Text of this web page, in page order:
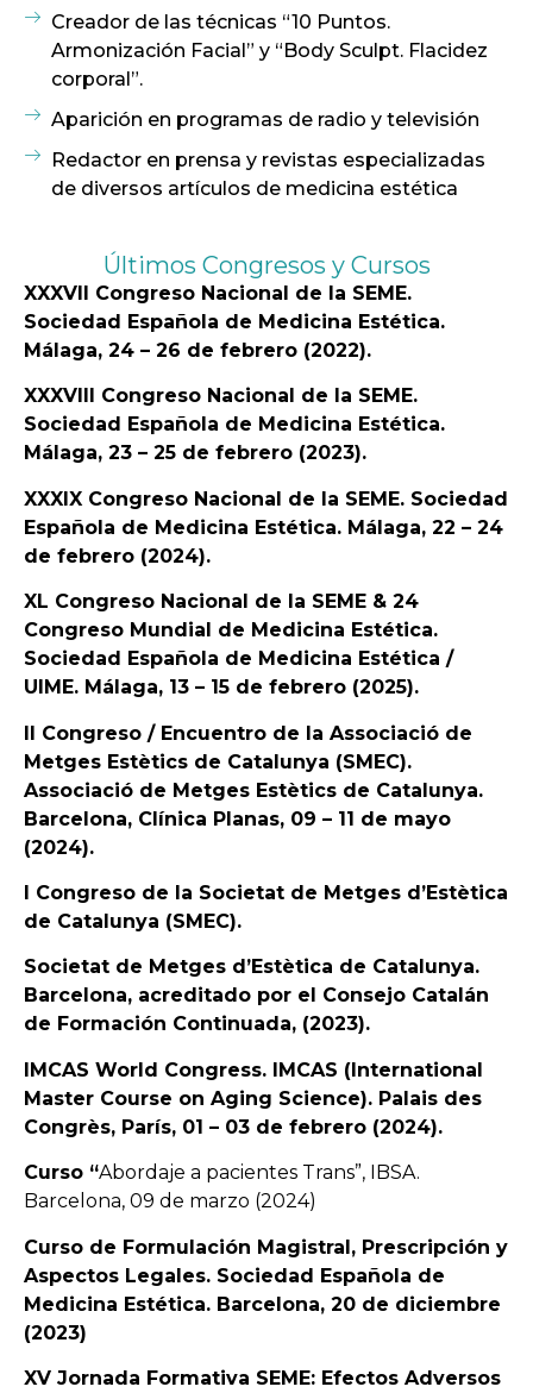
Creador de las técnicas “10 Puntos.
Armonización Facial” y “Body Sculpt. Flacidez
corporal”.
Aparición en programas de radio y televisión
Redactor en prensa y revistas especializadas
de diversos artículos de medicina estética
Últimos Congresos y Cursos
XXXVII Congreso Nacional de la SEME.
Sociedad Española de Medicina Estética.
Málaga, 24 – 26 de febrero (2022).
XXXVIII Congreso Nacional de la SEME.
Sociedad Española de Medicina Estética.
Málaga, 23 – 25 de febrero (2023).
XXXIX Congreso Nacional de la SEME. Sociedad
Española de Medicina Estética. Málaga, 22 – 24
de febrero (2024).
XL Congreso Nacional de la SEME & 24
Congreso Mundial de Medicina Estética.
Sociedad Española de Medicina Estética /
UIME. Málaga, 13 – 15 de febrero (2025).
II Congreso / Encuentro de la Associació de
Metges Estètics de Catalunya (SMEC).
Associació de Metges Estètics de Catalunya.
Barcelona, Clínica Planas, 09 – 11 de mayo
(2024).
I Congreso de la Societat de Metges d’Estètica
de Catalunya (SMEC).
Societat de Metges d’Estètica de Catalunya.
Barcelona, acreditado por el Consejo Catalán
de Formación Continuada, (2023).
IMCAS World Congress. IMCAS (International
Master Course on Aging Science). Palais des
Congrès, París, 01 – 03 de febrero (2024).
Curso “Abordaje a pacientes Trans”, IBSA.
Barcelona, 09 de marzo (2024)
Curso de Formulación Magistral, Prescripción y
Aspectos Legales. Sociedad Española de
Medicina Estética. Barcelona, 20 de diciembre
(2023)
XV Jornada Formativa SEME: Efectos Adversos